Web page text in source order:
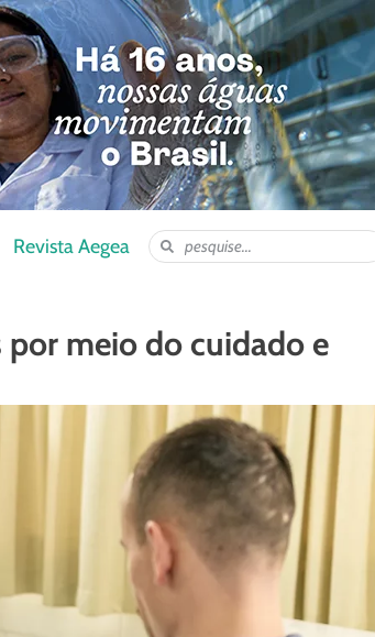
Revista Aegea
por meio do cuidado e